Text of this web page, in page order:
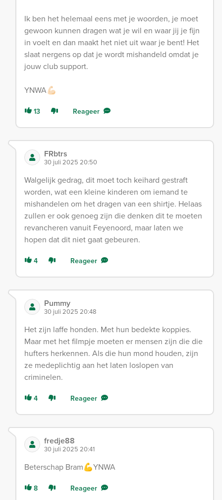
Ik ben het helemaal eens met je woorden, je moet
gewoon kunnen dragen wat je wil en waar jij je fijn
in voelt en dan maakt het niet uit waar je bent! Het
slaat nergens op dat je wordt mishandeld omdat je
jouw club support.
YNWA💪🏻
13 Reageer
FRbtrs
30 juli 2025 20:50
Walgelijk gedrag, dit moet toch keihard gestraft
worden, wat een kleine kinderen om iemand te
mishandelen om het dragen van een shirtje. Helaas
zullen er ook genoeg zijn die denken dit te moeten
revancheren vanuit Feyenoord, maar laten we
hopen dat dit niet gaat gebeuren.
4 Reageer
Pummy
30 juli 2025 20:48
Het zijn laffe honden. Met hun bedekte koppies.
Maar met het filmpje moeten er mensen zijn die die
hufters herkennen. Als die hun mond houden, zijn
ze medeplichtig aan het laten loslopen van
criminelen.
4 Reageer
fredje88
30 juli 2025 20:41
Beterschap Bram💪YNWA
8 Reageer